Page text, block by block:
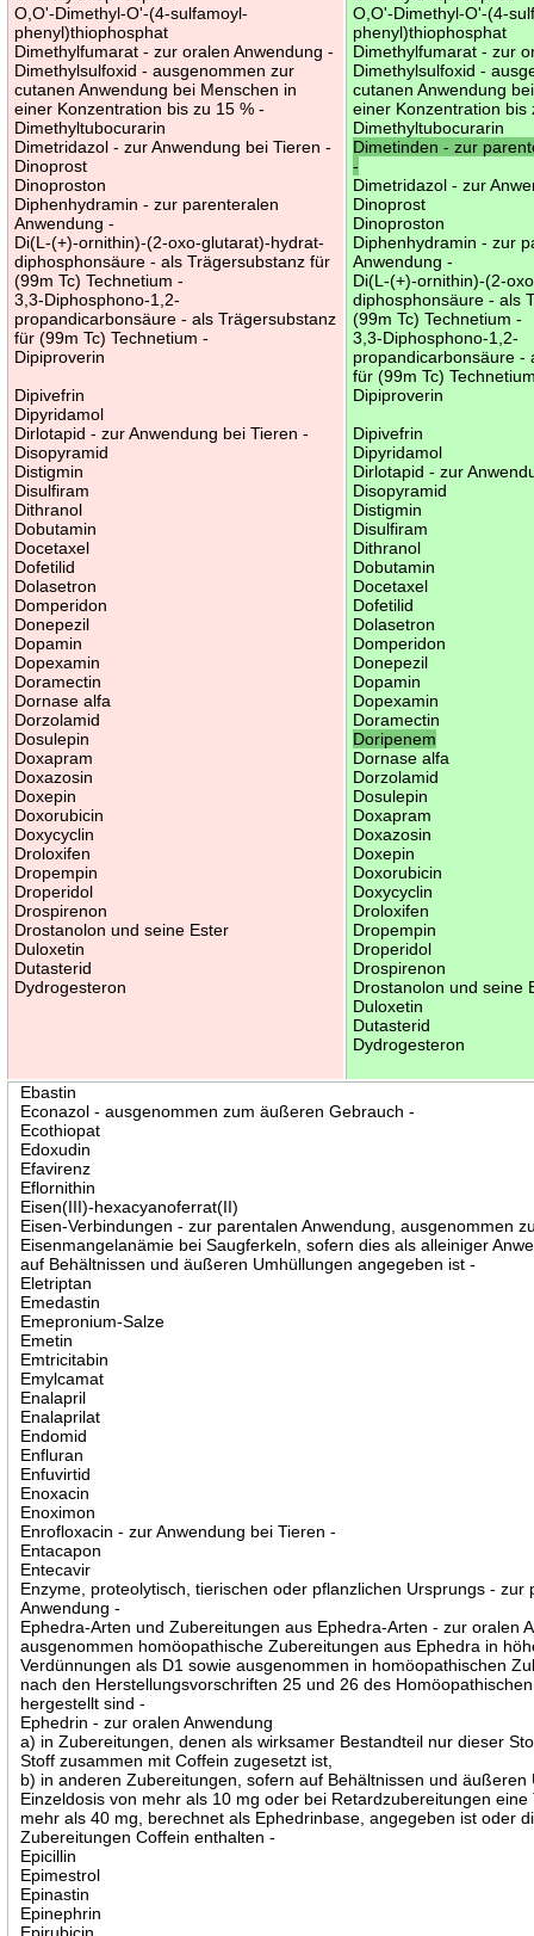
O,O'-Dimethyl-O'-(4-sulfamoyl-
phenyl)thiophosphat
Dimethylfumarat - zur oralen Anwendung -
Dimethylsulfoxid - ausgenommen zur
cutanen Anwendung bei Menschen in
einer Konzentration bis zu 15 % -
Dimethyltubocurarin
Dimetridazol - zur Anwendung bei Tieren -
Dinoprost
Dinoproston
Diphenhydramin - zur parenteralen
Anwendung -
Di(L-(+)-ornithin)-(2-oxo-glutarat)-hydrat-
diphosphonsäure - als Trägersubstanz für
(99m Tc) Technetium -
3,3-Diphosphono-1,2-
propandicarbonsäure - als Trägersubstanz
für (99m Tc) Technetium -
Dipiproverin
Dipivefrin
Dipyridamol
Dirlotapid - zur Anwendung bei Tieren -
Disopyramid
Distigmin
Disulfiram
Dithranol
Dobutamin
Docetaxel
Dofetilid
Dolasetron
Domperidon
Donepezil
Dopamin
Dopexamin
Doramectin
Dornase alfa
Dorzolamid
Dosulepin
Doxapram
Doxazosin
Doxepin
Doxorubicin
Doxycyclin
Droloxifen
Dropempin
Droperidol
Drospirenon
Drostanolon und seine Ester
Duloxetin
Dutasterid
Dydrogesteron
O,O'-Dimethyl-O'-(4-
phenyl)thiophosphat
Dimethylfumarat - zur
Dimethylsulfoxid -
cutanen Anwendung
einer Konzentration bis
Dimethyltubocurarin
Dimetinden - zur
-
Dimetridazol - zur
Dinoprost
Dinoproston
Diphenhydramin - zur
Anwendung -
Di(L-(+)-ornithin)-(2-
diphosphonsäure - als
(99m Tc) Technetium -
3,3-Diphosphono-1,2-
propandicarbonsäure -
für (99m Tc)
Dipiproverin
Dipivefrin
Dipyridamol
Dirlotapid - zur
Disopyramid
Distigmin
Disulfiram
Dithranol
Dobutamin
Docetaxel
Dofetilid
Dolasetron
Domperidon
Donepezil
Dopamin
Dopexamin
Doramectin
Doripenem
Dornase alfa
Dorzolamid
Dosulepin
Doxapram
Doxazosin
Doxepin
Doxorubicin
Doxycyclin
Droloxifen
Dropempin
Droperidol
Drospirenon
Drostanolon und seine
Duloxetin
Dutasterid
Dydrogesteron
Ebastin
Econazol - ausgenommen zum äußeren Gebrauch -
Ecothiopat
Edoxudin
Efavirenz
Eflornithin
Eisen(III)-hexacyanoferrat(II)
Eisen-Verbindungen - zur parentalen Anwendung, ausgenommen
Eisenmangelanämie bei Saugferkeln, sofern dies als alleiniger
auf Behältnissen und äußeren Umhüllungen angegeben ist -
Eletriptan
Emedastin
Emepronium-Salze
Emetin
Emtricitabin
Emylcamat
Enalapril
Enalaprilat
Endomid
Enfluran
Enfuvirtid
Enoxacin
Enoximon
Enrofloxacin - zur Anwendung bei Tieren -
Entacapon
Entecavir
Enzyme, proteolytisch, tierischen oder pflanzlichen Ursprungs - zur
Anwendung -
Ephedra-Arten und Zubereitungen aus Ephedra-Arten - zur oralen
ausgenommen homöopathische Zubereitungen aus Ephedra in
Verdünnungen als D1 sowie ausgenommen in homöopathischen
nach den Herstellungsvorschriften 25 und 26 des
hergestellt sind -
Ephedrin - zur oralen Anwendung
a) in Zubereitungen, denen als wirksamer Bestandteil nur dieser
Stoff zusammen mit Coffein zugesetzt ist,
b) in anderen Zubereitungen, sofern auf Behältnissen und äußeren
Einzeldosis von mehr als 10 mg oder bei Retardzubereitungen eine
mehr als 40 mg, berechnet als Ephedrinbase, angegeben ist oder
Zubereitungen Coffein enthalten -
Epicillin
Epimestrol
Epinastin
Epinephrin
Epirubicin